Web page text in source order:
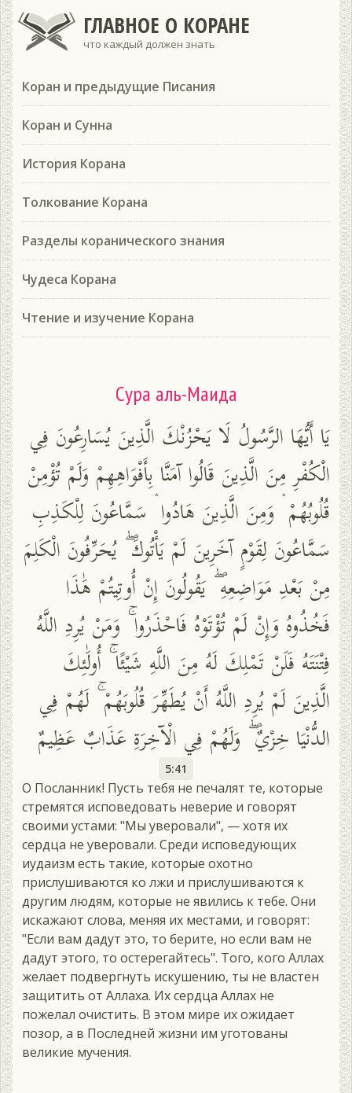
ГЛАВНОЕ О КОРАНЕ
что каждый должен знать
Коран и предыдущие Писания
Коран и Сунна
История Корана
Толкование Корана
Разделы коранического знания
Чудеса Корана
Чтение и изучение Корана
Сура аль-Маида
يَا أَيُّهَا الرَّسُولُ لَا يَحْزُنْكَ الَّذِينَ يُسَارِعُونَ فِي
الْكُفْرِ مِنَ الَّذِينَ قَالُوا آمَنَّا بِأَفْوَاهِهِمْ وَلَمْ تُؤْمِنْ
قُلُوبُهُمْ ۛ وَمِنَ الَّذِينَ هَادُوا ۛ سَمَّاعُونَ لِلْكَذِبِ
سَمَّاعُونَ لِقَوْمٍ آخَرِينَ لَمْ يَأْتُوكَ ۖ يُحَرِّفُونَ الْكَلِمَ
مِنْ بَعْدِ مَوَاضِعِهِ ۖ يَقُولُونَ إِنْ أُوتِيتُمْ هَٰذَا
فَخُذُوهُ وَإِنْ لَمْ تُؤْتَوْهُ فَاحْذَرُوا ۚ وَمَنْ يُرِدِ اللَّهُ
فِتْنَتَهُ فَلَنْ تَمْلِكَ لَهُ مِنَ اللَّهِ شَيْئًا ۚ أُولَٰئِكَ
الَّذِينَ لَمْ يُرِدِ اللَّهُ أَنْ يُطَهِّرَ قُلُوبَهُمْ ۚ لَهُمْ فِي
الدُّنْيَا خِزْيٌ ۖ وَلَهُمْ فِي الْآخِرَةِ عَذَابٌ عَظِيمٌ
5:41
О Посланник! Пусть тебя не печалят те, которые
стремятся исповедовать неверие и говорят
своими устами: "Мы уверовали", — хотя их
сердца не уверовали. Среди исповедующих
иудаизм есть такие, которые охотно
прислушиваются ко лжи и прислушиваются к
другим людям, которые не явились к тебе. Они
искажают слова, меняя их местами, и говорят:
"Если вам дадут это, то берите, но если вам не
дадут этого, то остерегайтесь". Того, кого Аллах
желает подвергнуть искушению, ты не властен
защитить от Аллаха. Их сердца Аллах не
пожелал очистить. В этом мире их ожидает
позор, а в Последней жизни им уготованы
великие мучения.